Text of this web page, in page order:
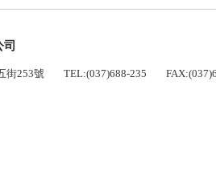
五街253號 TEL:(037)688-235